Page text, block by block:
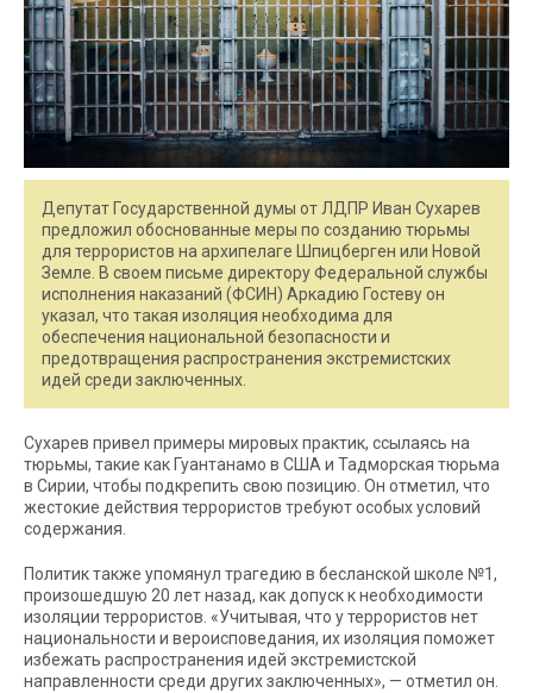
Депутат Государственной думы от ЛДПР Иван Сухарев
предложил обоснованные меры по созданию тюрьмы
для террористов на архипелаге Шпицберген или Новой
Земле. В своем письме директору Федеральной службы
исполнения наказаний (ФСИН) Аркадию Гостеву он
указал, что такая изоляция необходима для
обеспечения национальной безопасности и
предотвращения распространения экстремистских
идей среди заключенных.
Сухарев привел примеры мировых практик, ссылаясь на
тюрьмы, такие как Гуантанамо в США и Тадморская тюрьма
в Сирии, чтобы подкрепить свою позицию. Он отметил, что
жестокие действия террористов требуют особых условий
содержания.
Политик также упомянул трагедию в бесланской школе №1,
произошедшую 20 лет назад, как допуск к необходимости
изоляции террористов. «Учитывая, что у террористов нет
национальности и вероисповедания, их изоляция поможет
избежать распространения идей экстремистской
направленности среди других заключенных», — отметил он.